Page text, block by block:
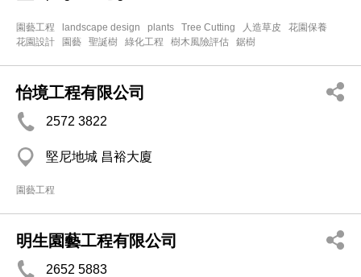
園藝工程 landscape design plants Tree Cutting 人造草皮
花園保養
花園設計
園藝 聖誕樹 綠化工程 樹木風險評估 鋸樹
怡境工程有限公司
2572 3822
堅尼地城 昌裕大廈
園藝工程
明生園藝工程有限公司
2652 5883